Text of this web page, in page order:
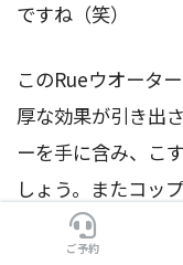
ですね（笑）
このRueウオータ
厚な効果が引き出
ーを手に含み、こ
しょう。またコッ
場所に飾っておき
ご予約